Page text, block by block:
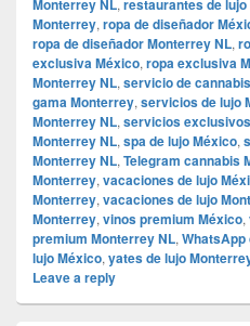
Monterrey NL restaurantes de
Monterrey, ropa de diseñador
ropa de diseñador Monterrey NL,
exclusiva México, ropa exclusiva
Monterrey NL, servicio de
gama Monterrey, servicios de lujo
Monterrey NL, servicios
Monterrey NL, spa de lujo México,
Monterrey NL, Telegram cannabis
Monterrey, vacaciones de lujo
Monterrey, vacaciones de lujo
Monterrey, vinos premium México,
premium Monterrey NL,
lujo México, yates de lujo
Leave a reply